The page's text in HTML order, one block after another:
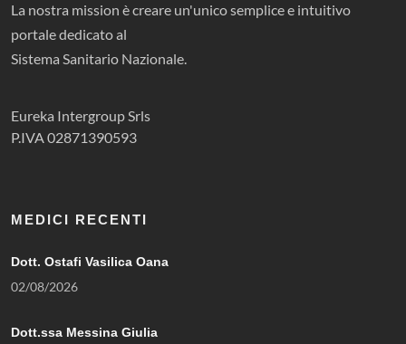
La nostra mission è creare un'unico semplice e intuitivo
portale dedicato al
Sistema Sanitario Nazionale.
Eureka Intergroup Srls
P.IVA 02871390593
MEDICI RECENTI
Dott. Ostafi Vasilica Oana
02/08/2026
Dott.ssa Messina Giulia